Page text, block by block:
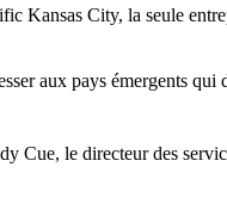
Kansas City, la seule
aux pays émergents qui
Cue, le directeur des